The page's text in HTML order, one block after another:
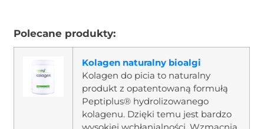
Polecane produkty:
Kolagen naturalny bioalgi
Kolagen do picia to naturalny
produkt z opatentowaną formułą
Peptiplus® hydrolizowanego
kolagenu. Dzięki temu jest bardzo